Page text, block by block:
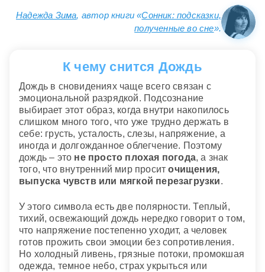
Надежда Зима, автор книги «Сонник: подсказки,
полученные во сне».
К чему снится Дождь
Дождь в сновидениях чаще всего связан с
эмоциональной разрядкой. Подсознание
выбирает этот образ, когда внутри накопилось
слишком много того, что уже трудно держать в
себе: грусть, усталость, слезы, напряжение, а
иногда и долгожданное облегчение. Поэтому
дождь – это не просто плохая погода, а знак
того, что внутренний мир проситочищения,
выпуска чувств или мягкой перезагрузки.
У этого символа есть две полярности. Теплый,
тихий, освежающий дождь нередко говорит о том,
что напряжение постепенно уходит, а человек
готов прожить свои эмоции без сопротивления.
Но холодный ливень, грязные потоки, промокшая
одежда, темное небо, страх укрыться или